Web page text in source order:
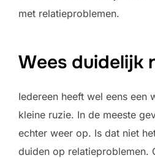
met relatieproblemen.
Wees duidelijk
Iedereen heeft wel eens een
kleine ruzie. In de meeste
echter weer op. Is dat niet
duiden op relatieproblemen.